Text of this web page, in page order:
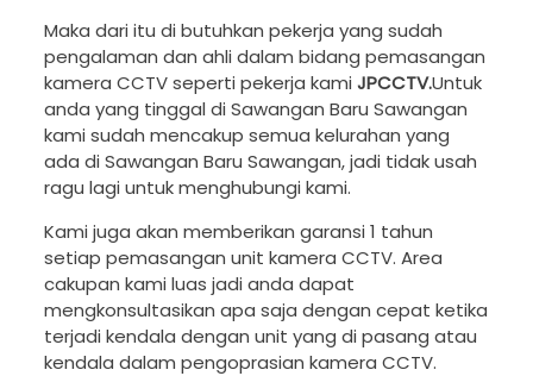
Maka dari itu di butuhkan pekerja yang sudah
pengalaman dan ahli dalam bidang pemasangan
kamera CCTV seperti pekerja kami JPCCTV.Untuk
anda yang tinggal di Sawangan Baru Sawangan
kami sudah mencakup semua kelurahan yang
ada di Sawangan Baru Sawangan, jadi tidak usah
ragu lagi untuk menghubungi kami.
Kami juga akan memberikan garansi 1 tahun
setiap pemasangan unit kamera CCTV. Area
cakupan kami luas jadi anda dapat
mengkonsultasikan apa saja dengan cepat ketika
terjadi kendala dengan unit yang di pasang atau
kendala dalam pengoprasian kamera CCTV.